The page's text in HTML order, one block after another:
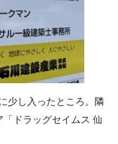
少し入ったところ。隣
ドラッグセイムス 仙